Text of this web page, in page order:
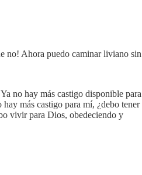
no! Ahora puedo caminar liviano sin
no hay más castigo disponible para
más castigo para mí, ¿debo tener
vivir para Dios, obedeciendo y